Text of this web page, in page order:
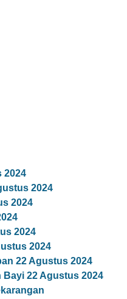
2024
2024
2024
2024
2024
22 Agustus 2024
Bayi 22 Agustus 2024